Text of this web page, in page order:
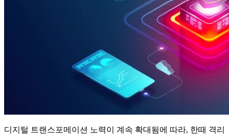
디지털 트랜스포메이션 노력이 계속 확대됨에 따라, 한때 격리